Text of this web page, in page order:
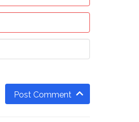
Post Comment